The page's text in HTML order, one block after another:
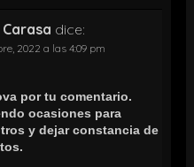
dice:
2022 a las 4:09 pm
por tu comentario.
ocasiones para
y dejar constancia de